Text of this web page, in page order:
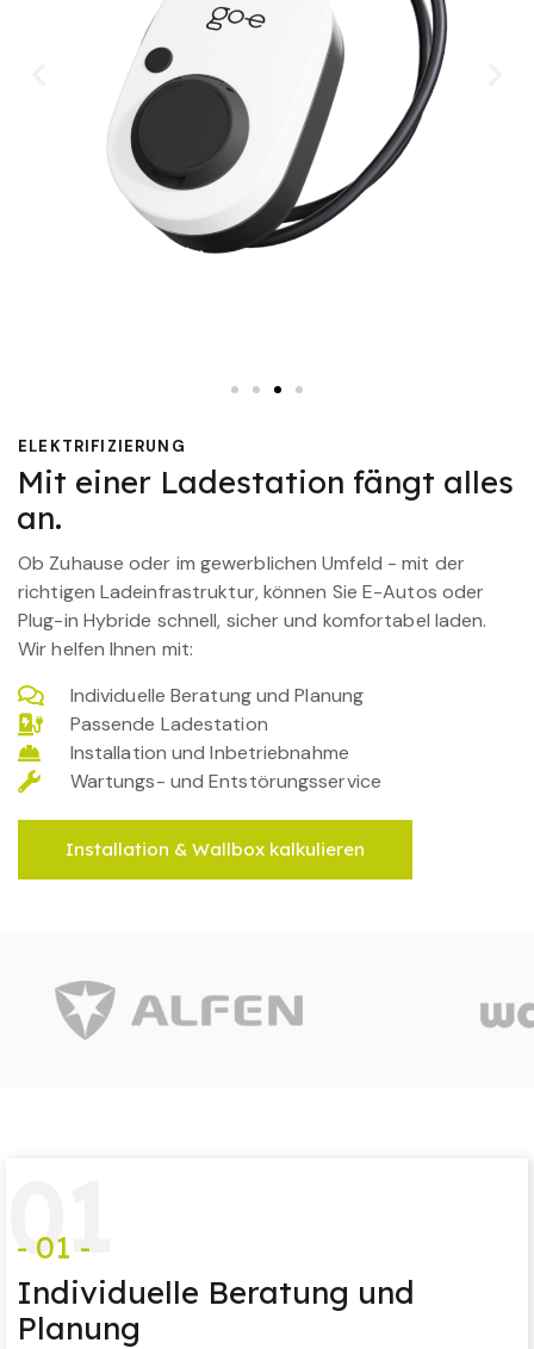
ELEKTRIFIZIERUNG
Mit einer Ladestation fängt alles
an.
Ob Zuhause oder im gewerblichen Umfeld - mit der
richtigen Ladeinfrastruktur, können Sie E-Autos oder
Plug-in Hybride schnell, sicher und komfortabel laden.
Wir helfen Ihnen mit:
Individuelle Beratung und Planung
Passende Ladestation
Installation und Inbetriebnahme
Wartungs- und Entstörungsservice
Installation & Wallbox kalkulieren
01
- 01 -
Individuelle Beratung und
Planung